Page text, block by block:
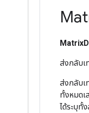
ส่งกลับเ
ส่งกลับเ
ทั้งหมดเ
ได้ระบุทั้